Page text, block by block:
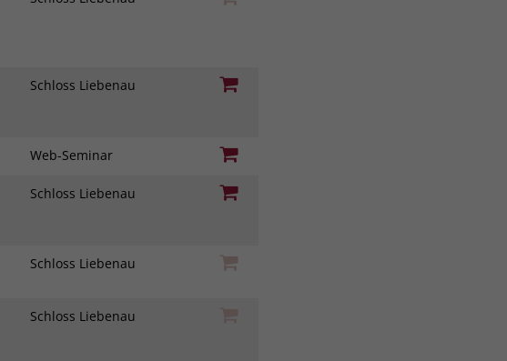
Schloss Liebenau
Web-Seminar
Schloss Liebenau
Schloss Liebenau
Schloss Liebenau